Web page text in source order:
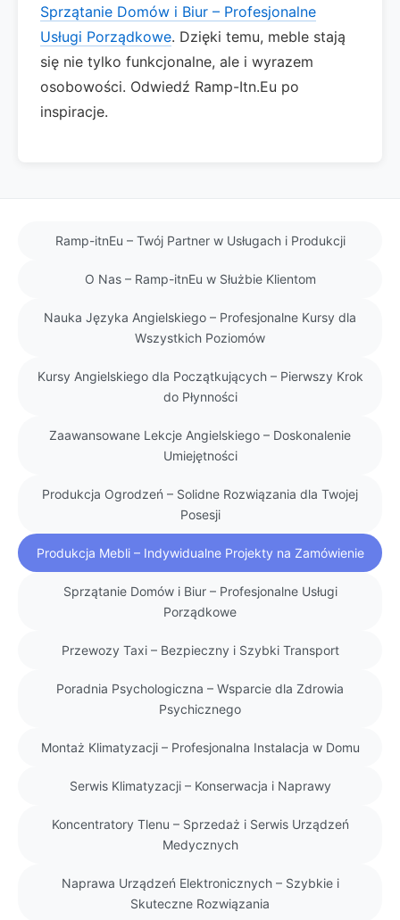
Sprzątanie Domów i Biur – Profesjonalne
Usługi Porządkowe. Dzięki temu, meble stają
się nie tylko funkcjonalne, ale i wyrazem
osobowości. Odwiedź Ramp-Itn.Eu po
inspiracje.
Ramp-itnEu – Twój Partner w Usługach i Produkcji
O Nas – Ramp-itnEu w Służbie Klientom
Nauka Języka Angielskiego – Profesjonalne Kursy dla
Wszystkich Poziomów
Kursy Angielskiego dla Początkujących – Pierwszy Krok
do Płynności
Zaawansowane Lekcje Angielskiego – Doskonalenie
Umiejętności
Produkcja Ogrodzeń – Solidne Rozwiązania dla Twojej
Posesji
Produkcja Mebli – Indywidualne Projekty na Zamówienie
Sprzątanie Domów i Biur – Profesjonalne Usługi
Porządkowe
Przewozy Taxi – Bezpieczny i Szybki Transport
Poradnia Psychologiczna – Wsparcie dla Zdrowia
Psychicznego
Montaż Klimatyzacji – Profesjonalna Instalacja w Domu
Serwis Klimatyzacji – Konserwacja i Naprawy
Koncentratory Tlenu – Sprzedaż i Serwis Urządzeń
Medycznych
Naprawa Urządzeń Elektronicznych – Szybkie i
Skuteczne Rozwiązania